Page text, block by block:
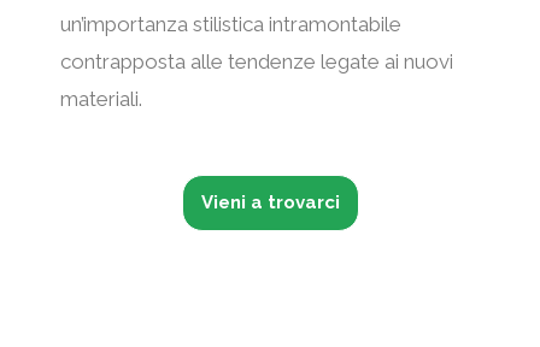
e
un’importanza stilistica intramontabile
contrapposta alle tendenze legate ai nuovi
materiali.
Vieni a trovarci